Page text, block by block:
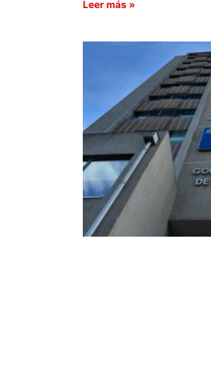
Leer más »